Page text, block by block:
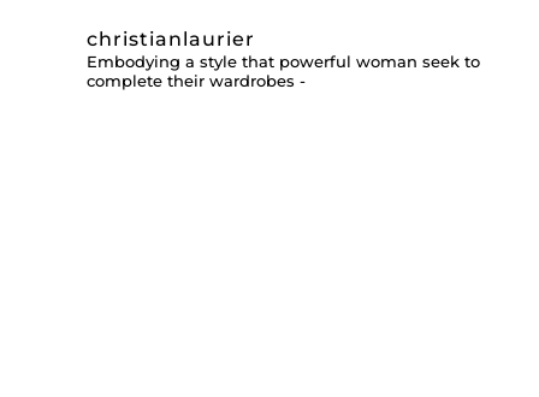
christianlaurier
Embodying a style that powerful woman seek to
complete their wardrobes -